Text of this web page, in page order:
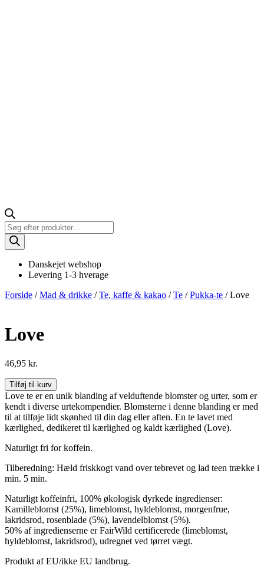
Products
search
Danskejet webshop
Levering 1-3 hverage
Forside /Mad & drikke /Te, kaffe & kakao /Te /Pukka-te / Love
Love
46,95 kr.
Love
antal
Tilføj til kurv
Love te er en unik blanding af velduftende blomster og urter, som er
kendt i diverse urtekompendier. Blomsterne i denne blanding er med
til at tilføje lidt skønhed til din dag eller aften. En te lavet med
kærlighed, dedikeret til kærlighed og kaldt kærlighed (Love).
Naturligt fri for koffein.
Tilberedning: Hæld friskkogt vand over tebrevet og lad teen trække i
min. 5 min.
Naturligt koffeinfri, 100% økologisk dyrkede ingredienser:
Kamilleblomst (25%), limeblomst, hyldeblomst, morgenfrue,
lakridsrod, rosenblade (5%), lavendelblomst (5%).
50% af ingredienserne er FairWild certificerede (limeblomst,
hyldeblomst, lakridsrod), udregnet ved tørret vægt.
Produkt af EU/ikke EU landbrug.